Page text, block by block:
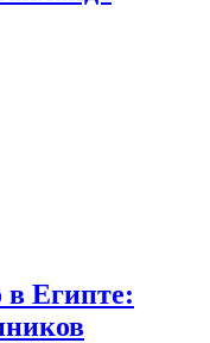
в Египте: